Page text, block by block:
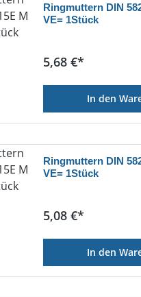
Ringmuttern DIN
VE= 1Stück
Regulärer Preis:
5,68 €*
In den
Ringmuttern DIN
VE= 1Stück
Regulärer Preis:
5,08 €*
In den